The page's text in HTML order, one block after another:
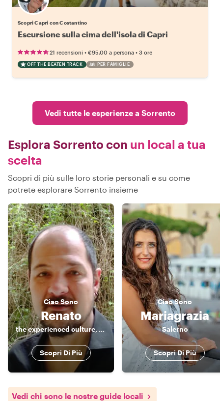
Scopri Capri con Costantino
Escursione sulla cima dell'isola di Capri
21 recensioni • €95.00 a persona • 3 ore
OFF THE BEATEN TRACK PER FAMIGLIE
Vedi tutte le esperienze a Sorrento
Esplora Sorrento con un local a tua
scelta
Scopri di più sulle loro storie personali e su come
potrete esplorare Sorrento insieme
CiaoSono
Renato
the experienced culture, food and music lover
Scopri Di Più
CiaoSono
Mariagrazia
Salerno
Scopri Di Più
Vedi chi sono le nostre guide locali